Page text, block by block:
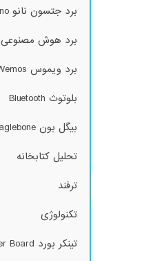
برد جتسون نانو Jetson Nano
برد هوش مصنوعی Sipeed
برد ویموس Wemos
بلوتوث Bluetooth
بیگل بون Beaglebone
تحلیل کتابخانه
ترفند
تکنولوژی
تینکر بورد Tinker Board